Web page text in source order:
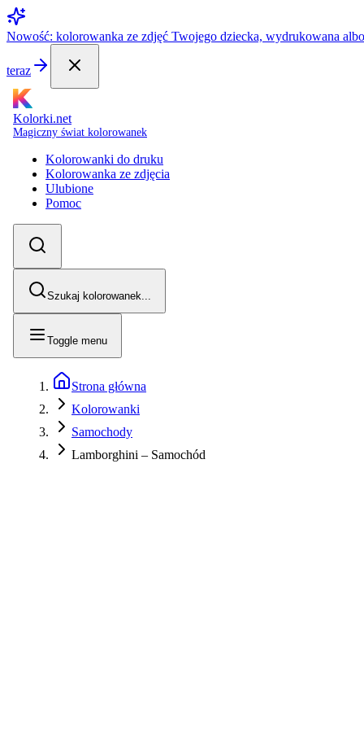
Nowość: kolorowanka ze zdjęć Twojego dziecka, wydrukowana
teraz
Kolorki.net
Magiczny świat kolorowanek
Kolorowanki do druku
Kolorowanka ze zdjęcia
Ulubione
Pomoc
Szukaj kolorowanek...
Toggle menu
Strona główna
Kolorowanki
Samochody
Lamborghini – Samochód